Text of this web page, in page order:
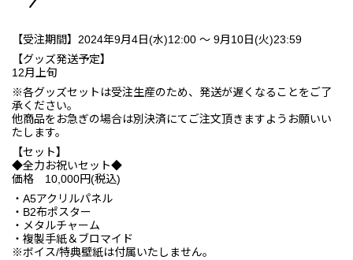
【受注期間】2024年9月4日(水)12:00 ～ 9月10日(火)23:59
【グッズ発送予定】
12月上旬
※各グッズセットは受注生産のため、発送が遅くなることをご了
承ください。
他商品をお急ぎの場合は別決済にてご注文頂きますようお願いい
たします。
【セット】
◆全力お祝いセット◆
価格 10,000円(税込)
・A5アクリルパネル
・B2布ポスター
・メタルチャーム
・複製手紙＆ブロマイド
※ボイス/特典壁紙は付属いたしません。